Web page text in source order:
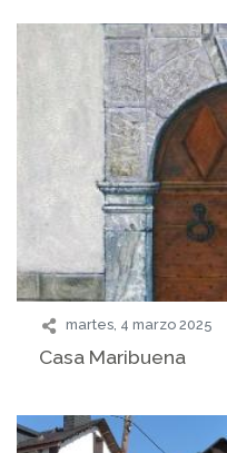
martes, 4 marzo 2025
Casa Maribuena